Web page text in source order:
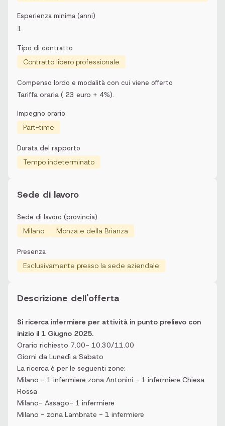
Esperienza minima (anni)
1
Tipo di contratto
Contratto libero professionale
Compenso lordo e modalità con cui viene offerto
Tariffa oraria ( 23 euro + 4%).
Impegno orario
Part-time
Durata del rapporto
Tempo indeterminato
Sede di lavoro
Sede di lavoro (provincia)
Milano Monza e della Brianza
Presenza
Esclusivamente presso la sede aziendale
Descrizione dell'offerta
Si ricerca infermiere per attività in punto prelievo con
inizio il 1 Giugno 2025.
Orario richiesto 7.00- 10.30/11.00
Giorni da Lunedì a Sabato
La ricerca è per le seguenti zone:
Milano - 1 infermiere zona Antonini - 1 infermiere Chiesa
Rossa
Milano- Assago- 1 infermiere
Milano - zona Lambrate - 1 infermiere